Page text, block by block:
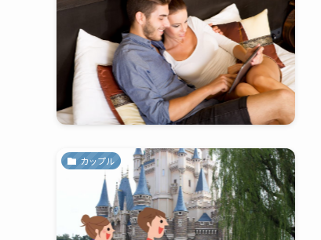
カップル